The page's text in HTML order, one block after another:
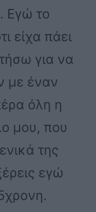
Εγώ το
είχα πάει
για να
με έναν
όλη η
μου, που
της
εγώ